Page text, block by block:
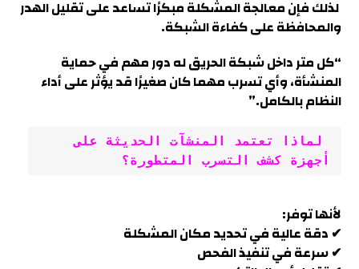
لذلك فإن معالجة المشكلة مبكرًا تساعد على تقليل الهدر
والمحافظة على كفاءة الشبكة.
“كل متر داخل شبكة الحريق له دور مهم في حماية
المنشأة، وأي تسرب مهما كان صغيرًا قد يؤثر على أداء
النظام بالكامل.”
لماذا تعتمد المنشآت الحديثة على
أجهزة كشف التسرب المتطورة؟
لأنها توفر:
✔ دقة عالية في تحديد مكان المشكلة
✔ سرعة في تنفيذ الفحص